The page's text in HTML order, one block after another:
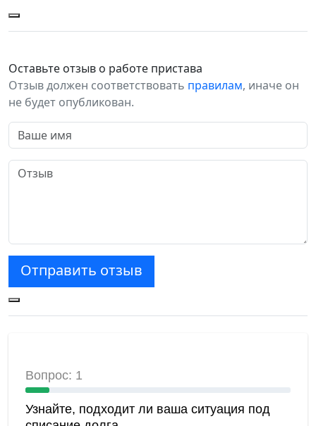
Оставьте отзыв о работе пристава
Отзыв должен соответствовать правилам, иначе он
не будет опубликован.
Отправить отзыв